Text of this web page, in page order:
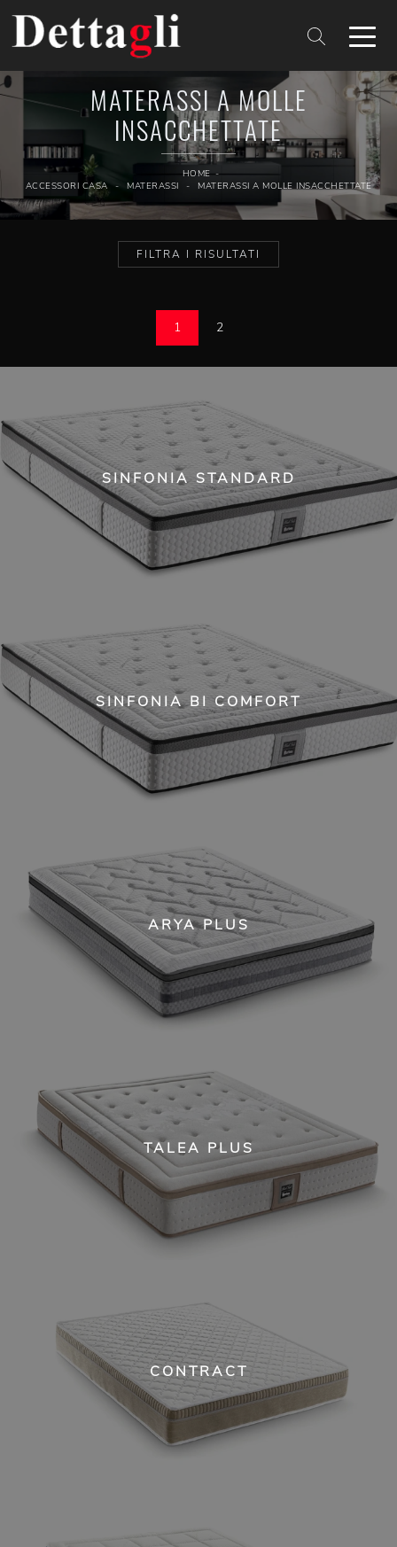
MATERASSI A MOLLE
INSACCHETTATE
HOME -
ACCESSORI CASA - MATERASSI - MATERASSI A MOLLE INSACCHETTATE
FILTRA I RISULTATI
1 2
SINFONIA STANDARD
SINFONIA BI COMFORT
ARYA PLUS
TALEA PLUS
CONTRACT